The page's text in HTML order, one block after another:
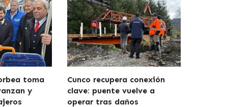
toma
y
Cunco recupera conexión
clave: puente vuelve a
operar tras daños